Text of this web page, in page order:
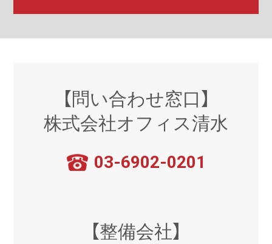
【問い合わせ窓口】
株式会社オフィス清水
03-6902-0201
【整備会社】